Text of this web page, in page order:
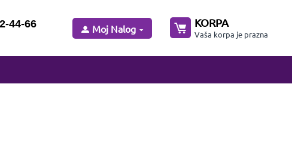
44-66 Moj Nalog KORPA
Vaša korpa je prazna